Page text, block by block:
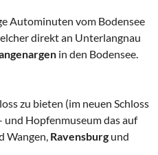
Autominuten vom Bodensee
direkt an Unterlangnau
in den Bodensee.
zu bieten (im neuen Schloss
und Hopfenmuseum das auf
Wangen, Ravensburg und